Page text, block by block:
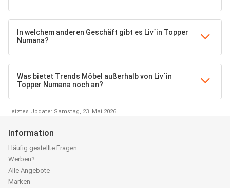
In welchem anderen Geschäft gibt es Liv´in Topper
Numana?
Was bietet Trends Möbel außerhalb von Liv´in
Topper Numana noch an?
Letztes Update: Samstag, 23. Mai 2026
Information
Häufig gestellte Fragen
Werben?
Alle Angebote
Marken